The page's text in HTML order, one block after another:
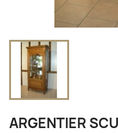
ARGENTIER